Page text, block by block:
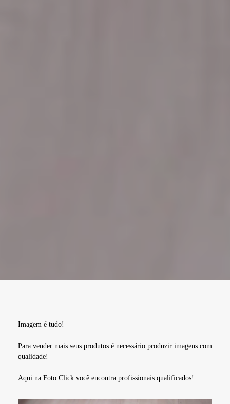
Imagem é tudo!
Para vender mais seus produtos é necessário produzir imagens com
qualidade!
Aqui na Foto Click você encontra profissionais qualificados!